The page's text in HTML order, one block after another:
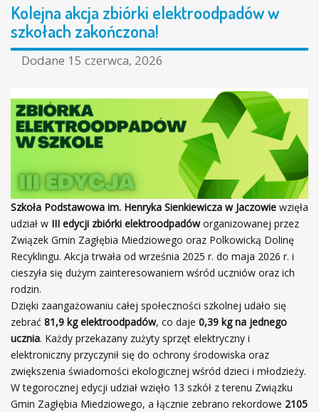
Kolejna akcja zbiórki elektroodpadów w
szkołach zakończona!
Dodane 15 czerwca, 2026
Szkoła Podstawowa im. Henryka Sienkiewicza w Jaczowie wzięła
udział w III edycji zbiórki elektroodpadóworganizowanej przez
Związek Gmin Zagłębia Miedziowego oraz Polkowicką Dolinę
Recyklingu. Akcja trwała od września 2025 r. do maja 2026 r. i
cieszyła się dużym zainteresowaniem wśród uczniów oraz ich
rodzin.
Dzięki zaangażowaniu całej społeczności szkolnej udało się
zebrać 81,9 kg elektroodpadów, co daje 0,39 kg na jednego
ucznia. Każdy przekazany zużyty sprzęt elektryczny i
elektroniczny przyczynił się do ochrony środowiska oraz
zwiększenia świadomości ekologicznej wśród dzieci i młodzieży.
W tegorocznej edycji udział wzięło 13 szkół z terenu Związku
Gmin Zagłębia Miedziowego, a łącznie zebrano rekordowe 2105